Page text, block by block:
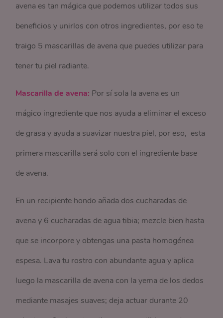
avena es tan mágica que podemos utilizar todos sus
beneficios y unirlos con otros ingredientes, por eso te
traigo 5 mascarillas de avena que puedes utilizar para
tener tu piel radiante.
Mascarilla de avena: Por sí sola la avena es un
mágico ingrediente que nos ayuda a eliminar el exceso
de grasa y ayuda a suavizar nuestra piel, por eso, esta
primera mascarilla será solo con el ingrediente base
de avena.
En un recipiente hondo añada dos cucharadas de
avena y 6 cucharadas de agua tibia; mezcle bien hasta
que se incorpore y obtengas una pasta homogénea
espesa. Lava tu rostro con abundante agua y aplica
luego la mascarilla de avena con la yema de los dedos
mediante masajes suaves; deja actuar durante 20